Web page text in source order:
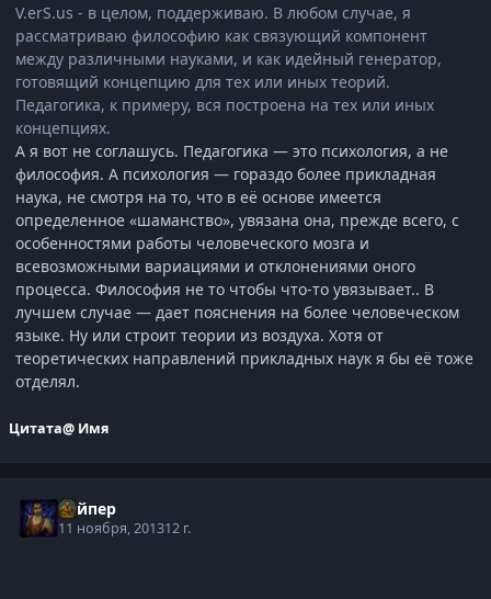
V.erS.us - в целом, поддерживаю. В любом случае, я
рассматриваю философию как связующий компонент
между различными науками, и как идейный генератор,
готовящий концепцию для тех или иных теорий.
Педагогика, к примеру, вся построена на тех или иных
концепциях.
А я вот не соглашусь. Педагогика — это психология, а не
философия. А психология — гораздо более прикладная
наука, не смотря на то, что в её основе имеется
определенное «шаманство», увязана она, прежде всего, с
особенностями работы человеческого мозга и
всевозможными вариациями и отклонениями оного
процесса. Философия не то чтобы что-то увязывает.. В
лучшем случае — дает пояснения на более человеческом
языке. Ну или строит теории из воздуха. Хотя от
теоретических направлений прикладных наук я бы её тоже
отделял.
Цитата@ Имя
Вайпер
11 ноября, 201312 г.